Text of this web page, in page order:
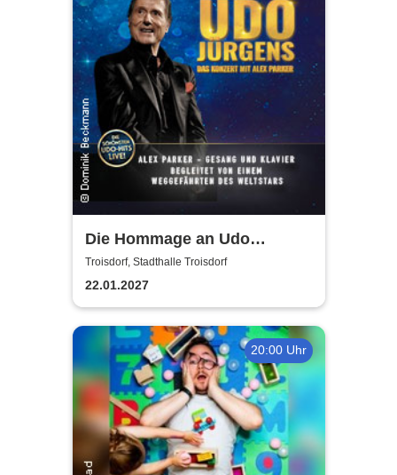
Die Hommage an Udo
Jürgens - Das Konzert mit
Alex Parker
Troisdorf, Stadthalle Troisdorf
22.01.2027
20:00 Uhr